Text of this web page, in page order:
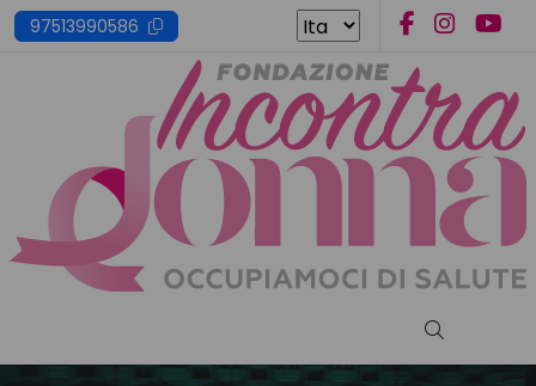
Skip
to
97513990586
Cerca nel